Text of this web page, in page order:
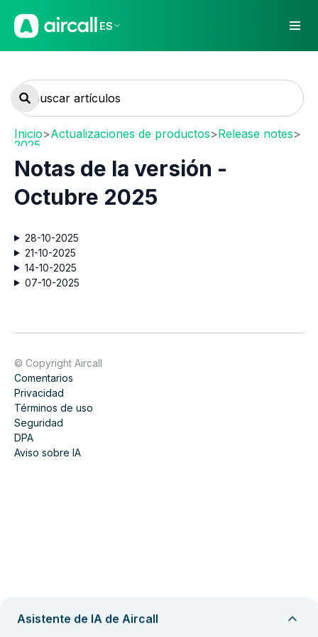
ES
Inicio>Actualizaciones de productos>Release notes>
2025
Notas de la versión -
Octubre 2025
28-10-2025
21-10-2025
14-10-2025
07-10-2025
© Copyright Aircall
Comentarios
Privacidad
Términos de uso
Seguridad
DPA
Aviso sobre IA
Asistente de IA de Aircall